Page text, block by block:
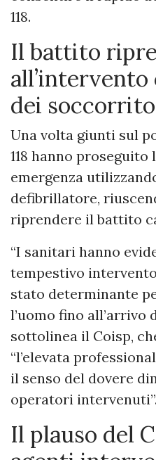
118.
Il battito
dei
Una volta giunti sul
118 hanno
emergenza
defibrillatore,
riprendere il battito
“I sanitari hanno
tempestivo
stato determinante
l’uomo fino all’arrivo
sottolinea il Coisp,
“l’elevata
il senso del dovere
operatori intervenuti”.
Il plauso del